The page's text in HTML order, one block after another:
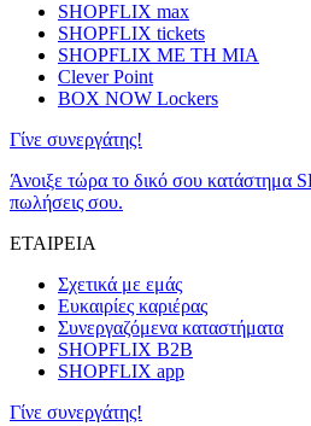
SHOPFLIX max
SHOPFLIX tickets
SHOPFLIX ΜΕ ΤΗ ΜΙΑ
Clever Point
BOX NOW Lockers
Γίνε συνεργάτης!
Άνοιξε τώρα το δικό σου κατάστημα
πωλήσεις σου.
ΕΤΑΙΡΕΙΑ
Σχετικά με εμάς
Ευκαιρίες καριέρας
Συνεργαζόμενα καταστήματα
SHOPFLIX B2B
SHOPFLIX app
Γίνε συνεργάτης!